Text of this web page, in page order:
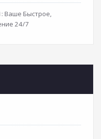
Ваше Быстрое,
24/7